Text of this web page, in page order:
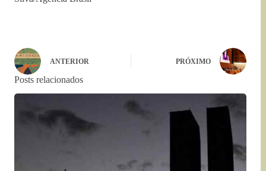
ANTERIOR PRÓXIMO
Posts relacionados